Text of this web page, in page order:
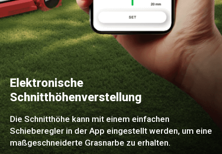
Elektronische
Schnitthöhenverstellung
Die Schnitthöhe kann mit einem einfachen
Schieberegler in der App eingestellt werden, um eine
maßgeschneiderte Grasnarbe zu erhalten.